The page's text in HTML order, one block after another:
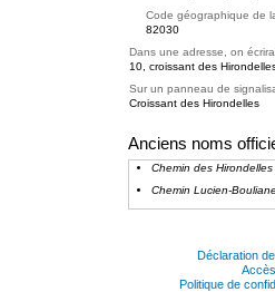
Code géographique de
82030
Dans une adresse, on
10, croissant des
Sur un panneau de
Croissant des Hirondelles
Anciens noms
Chemin des Hirondelles
Chemin Lucien-
Déclaration
Politique de